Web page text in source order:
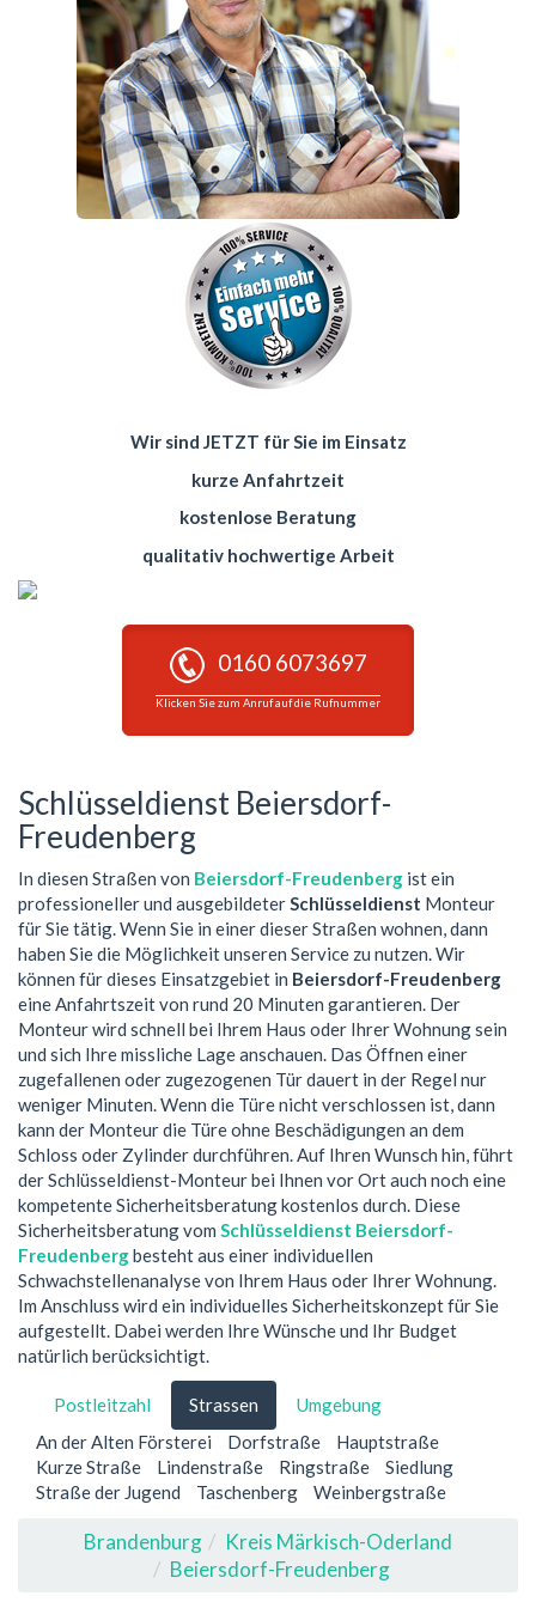
Wir sind JETZT für Sie im Einsatz
kurze Anfahrtzeit
kostenlose Beratung
qualitativ hochwertige Arbeit
0160 6073697
Klicken Sie zum Anruf auf die Rufnummer
Schlüsseldienst Beiersdorf-
Freudenberg
In diesen Straßen von Beiersdorf-Freudenberg ist ein
professioneller und ausgebildeterSchlüsseldienst Monteur
für Sie tätig. Wenn Sie in einer dieser Straßen wohnen, dann
haben Sie die Möglichkeit unseren Service zu nutzen. Wir
können für dieses Einsatzgebiet in Beiersdorf-Freudenberg
eine Anfahrtszeit von rund 20 Minuten garantieren. Der
Monteur wird schnell bei Ihrem Haus oder Ihrer Wohnung sein
und sich Ihre missliche Lage anschauen. Das Öffnen einer
zugefallenen oder zugezogenen Tür dauert in der Regel nur
weniger Minuten. Wenn die Türe nicht verschlossen ist, dann
kann der Monteur die Türe ohne Beschädigungen an dem
Schloss oder Zylinder durchführen. Auf Ihren Wunsch hin, führt
der Schlüsseldienst-Monteur bei Ihnen vor Ort auch noch eine
kompetente Sicherheitsberatung kostenlos durch. Diese
Sicherheitsberatung vom Schlüsseldienst Beiersdorf-
Freudenbergbesteht aus einer individuellen
Schwachstellenanalyse von Ihrem Haus oder Ihrer Wohnung.
Im Anschluss wird ein individuelles Sicherheitskonzept für Sie
aufgestellt. Dabei werden Ihre Wünsche und Ihr Budget
natürlich berücksichtigt.
Postleitzahl Strassen
Umgebung
An der Alten Försterei
Dorfstraße
Hauptstraße
Kurze Straße
Lindenstraße Ringstraße
Siedlung
Straße der Jugend
Taschenberg Weinbergstraße
Brandenburg
Kreis Märkisch-Oderland
Beiersdorf-Freudenberg